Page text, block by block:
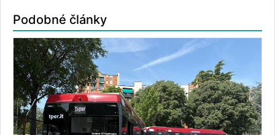
Podobné články